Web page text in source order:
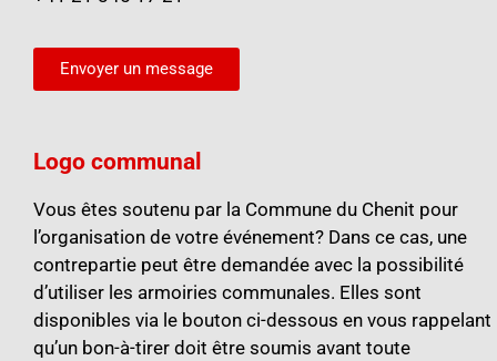
Envoyer un message
Logo communal
Vous êtes soutenu par la Commune du Chenit pour
l’organisation de votre événement? Dans ce cas, une
contrepartie peut être demandée avec la possibilité
d’utiliser les armoiries communales. Elles sont
disponibles via le bouton ci-dessous en vous rappelant
qu’un bon-à-tirer doit être soumis avant toute